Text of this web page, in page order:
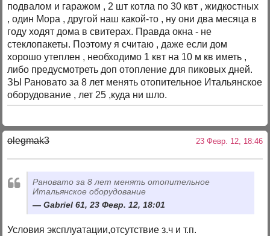
подвалом и гаражом , 2 шт котла по 30 квт , жидкостных
, один Мора , другой наш какой-то , ну они два месяца в
году ходят дома в свитерах. Правда окна - не
стеклопакеты. Поэтому я считаю , даже если дом
хорошо утеплен , необходимо 1 квт на 10 м кв иметь ,
либо предусмотреть доп отопление для пиковых дней.
ЗЫ Рановато за 8 лет менять отопительное Итальянское
оборудование , лет 25 ,куда ни шло.
olegmak3 23 Февр. 12, 18:46
Рановато за 8 лет менять отопительное
Итальянское оборудование
Gabriel 61, 23 Февр. 12, 18:01
Условия эксплуатации,отсутствие з.ч и т.п.